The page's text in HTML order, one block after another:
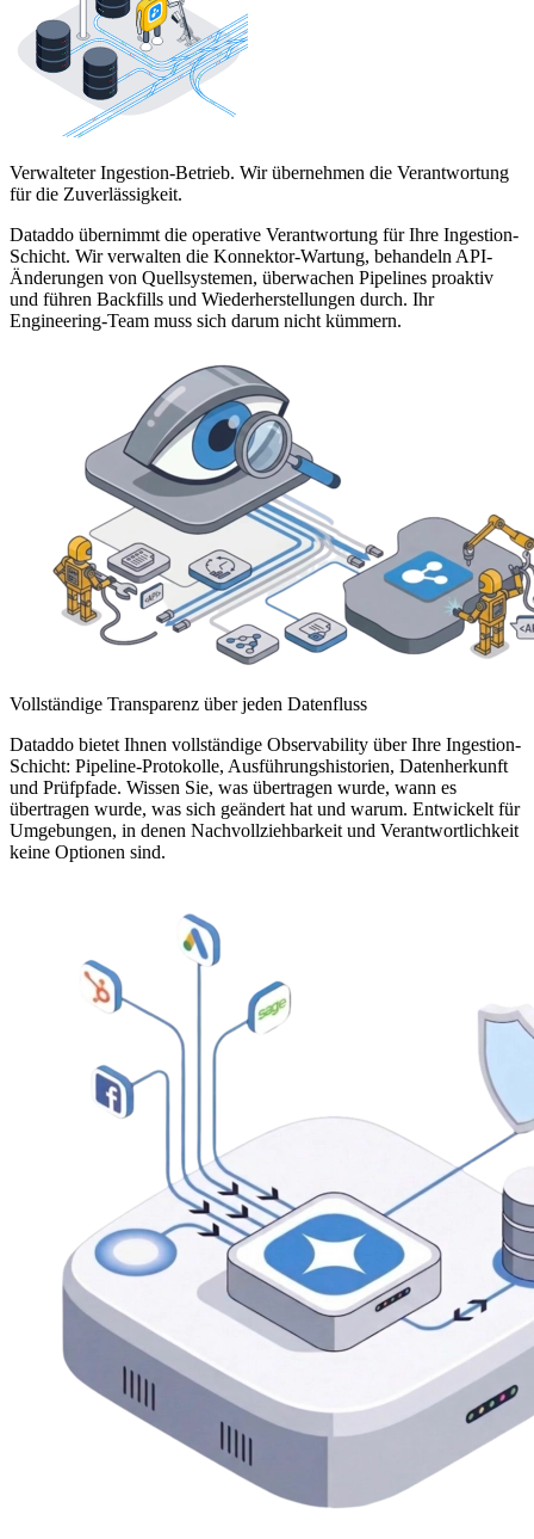
Verwalteter Ingestion-Betrieb. Wir übernehmen die Verantwortung
für die Zuverlässigkeit.
Dataddo übernimmt die operative Verantwortung für Ihre Ingestion-
Schicht. Wir verwalten die Konnektor-Wartung, behandeln API-
Änderungen von Quellsystemen, überwachen Pipelines proaktiv
und führen Backfills und Wiederherstellungen durch. Ihr
Engineering-Team muss sich darum nicht kümmern.
Vollständige Transparenz über jeden Datenfluss
Dataddo bietet Ihnen vollständige Observability über Ihre Ingestion-
Schicht: Pipeline-Protokolle, Ausführungshistorien, Datenherkunft
und Prüfpfade. Wissen Sie, was übertragen wurde, wann es
übertragen wurde, was sich geändert hat und warum. Entwickelt für
Umgebungen, in denen Nachvollziehbarkeit und Verantwortlichkeit
keine Optionen sind.